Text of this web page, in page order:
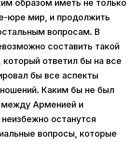
образом иметь не только
юре мир, и продолжить
вопросам. В
составить такой
ответил бы на все
бы все аспекты
Каким бы не был
Арменией и
останутся
вопросы, которые